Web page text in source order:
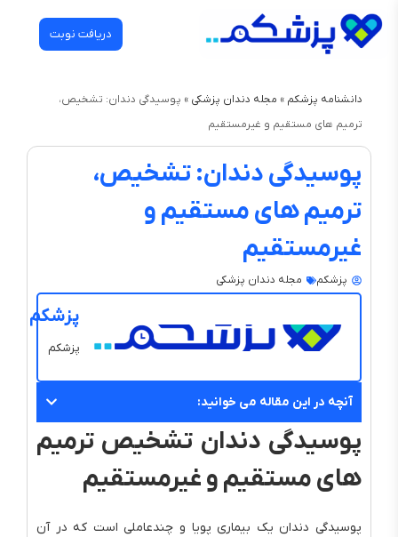
دریافت نوبت
دانشنامه پزشکم » مجله دندان‌ پزشکی » پوسیدگی دندان: تشخیص،
ترمیم های مستقیم و غیرمستقیم
پوسیدگی دندان: تشخیص،
ترمیم های مستقیم و
غیرمستقیم
پزشکم مجله دندان‌ پزشکی
پزشکم
پزشکم
آنچه در این مقاله می خوانید:
پوسیدگی دندان تشخیص ترمیم
های مستقیم و غیرمستقیم
پوسیدگی دندان یک بیماری پویا و چندعاملی است که در آن